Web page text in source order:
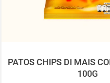
PATOS CHIPS DI MAIS
100G